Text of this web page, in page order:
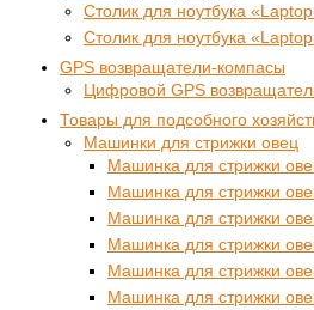
Столик для ноутбука
Столик для ноутбука
GPS возвращатели-компасы
Цифровой GPS
Товары для подсобного
Машинки для стрижки овец
Машинка для стрижки
Машинка для стрижки
Машинка для стрижки
Машинка для стрижки
Машинка для стрижки
Машинка для стрижки